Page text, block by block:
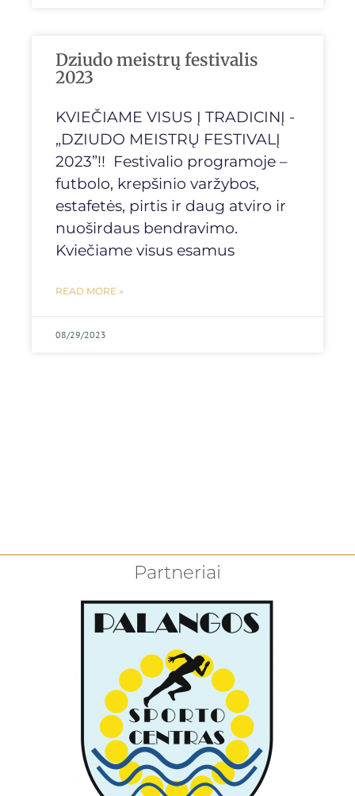
Dziudo meistrų festivalis
2023
KVIEČIAME VISUS Į TRADICINĮ -
„DZIUDO MEISTRŲ FESTIVALĮ
2023”!! Festivalio programoje –
futbolo, krepšinio varžybos,
estafetės, pirtis ir daug atviro ir
nuoširdaus bendravimo.
Kviečiame visus esamus
READ MORE »
08/29/2023
Partneriai